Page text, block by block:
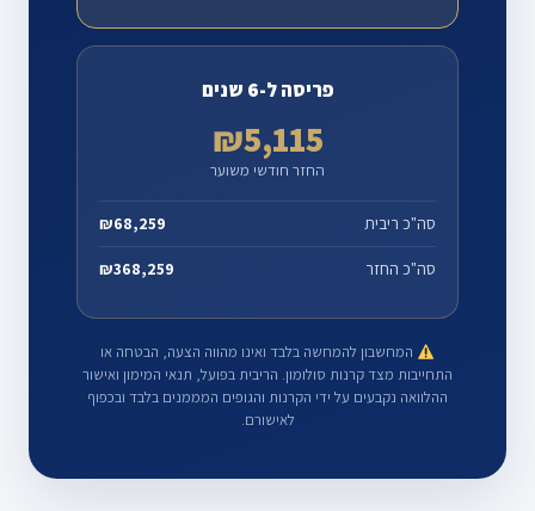
פריסה ל-6 שנים
₪5,115
החזר חודשי משוער
סה"כ ריבית ₪68,259
סה"כ החזר ₪368,259
המחשבון להמחשה בלבד ואינו מהווה הצעה, הבטחה או
התחייבות מצד קרנות סולומון. הריבית בפועל, תנאי המימון ואישור
ההלוואה נקבעים על ידי הקרנות והגופים המממנים בלבד ובכפוף
לאישורם.